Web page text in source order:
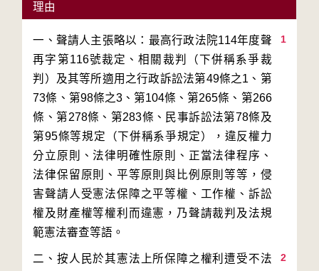
理由
1
一、聲請人主張略以：最高行政法院114年度聲
再字第116號裁定、相關裁判（下併稱系爭裁
判）及其等所適用之行政訴訟法第49條之1、第
73條、第98條之3、第104條、第265條、第266
條、第278條、第283條、民事訴訟法第78條及
第95條等規定（下併稱系爭規定），違反權力
分立原則、法律明確性原則、正當法律程序、
法律保留原則、平等原則與比例原則等等，侵
害聲請人受憲法保障之平等權、工作權、訴訟
權及財產權等權利而違憲，乃聲請裁判及法規
2
二、按人民於其憲法上所保障之權利遭受不法